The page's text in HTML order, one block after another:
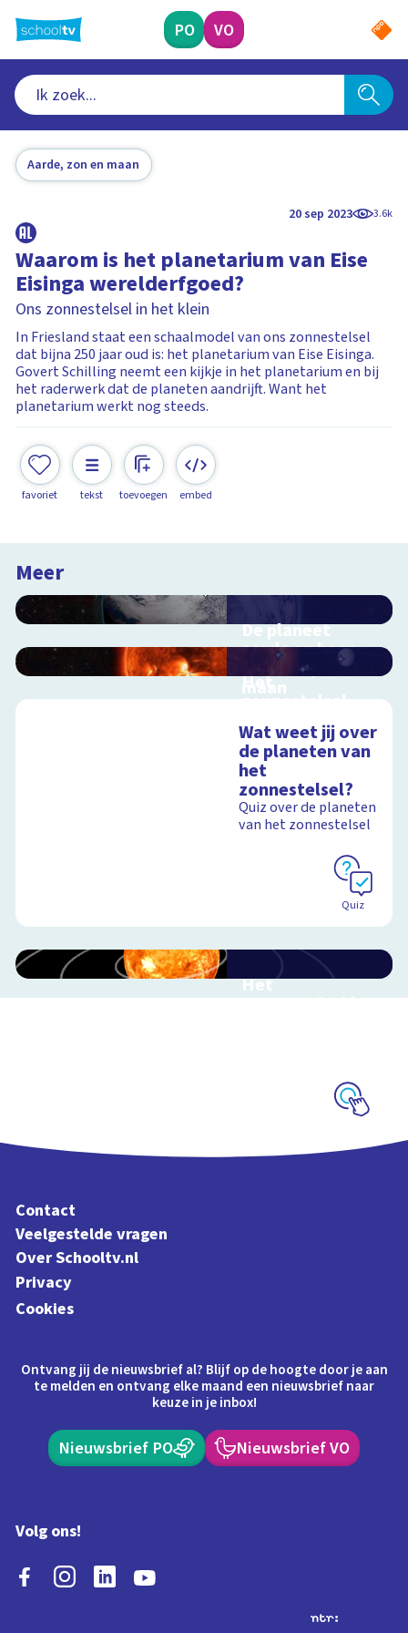
naar
hoofdinhoud
PO VO
Aarde, zon en maan
20 sep 2023 3.6k
Waarom is het planetarium van Eise
Eisinga werelderfgoed?
Ons zonnestelsel in het klein
In Friesland staat een schaalmodel van ons zonnestelsel
dat bijna 250 jaar oud is: het planetarium van Eise Eisinga.
Govert Schilling neemt een kijkje in het planetarium en bij
het raderwerk dat de planeten aandrijft. Want het
planetarium werkt nog steeds.
favoriet tekst toevoegen embed
Meer
De planeet
aarde en haar
satelliet, de
maan
Interactieve
schoolplaat voorbij
de dampkring
Schoolplaat
Het
zonnestelsel
schoolplaat langs de
planeten
Schoolplaat
Wat weet jij over
de planeten van
het
zonnestelsel?
Quiz over de planeten
van het zonnestelsel
Quiz
Het
zonnestelsel in
Contact
Veelgestelde vragen
Over Schooltv.nl
Privacy
Cookies
Ontvang jij de nieuwsbrief al? Blijf op de hoogte door je aan
te melden en ontvang elke maand een nieuwsbrief naar
keuze in je inbox!
Nieuwsbrief PO Nieuwsbrief VO
Volg ons!